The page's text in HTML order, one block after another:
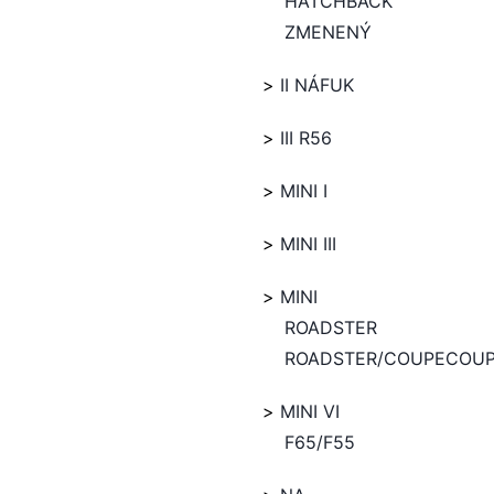
ZMENENÝ
II NÁFUK
III R56
MINI I
MINI III
MINI
ROADSTER
ROADSTER/
MINI VI
F65/F55